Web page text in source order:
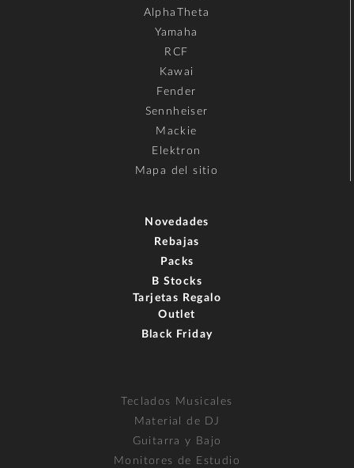
AlphaTheta
Yamaha
RCF
Kawai
Fender
Sennheiser
Mackie
Elektron
Mapa del sitio
Novedades
Rebajas
Packs
B Stocks
Tarjetas Regalo
Outlet
Black Friday
Teclados Musicales
Material de DJ
Guitarra y Bajo
Monitores de Estudio